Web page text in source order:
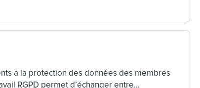
à la protection des données des membres
RGPD permet d’échanger entre